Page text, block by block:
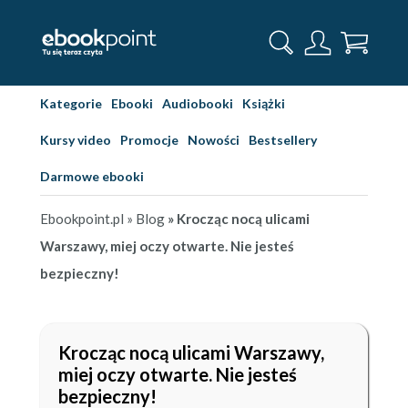
Kategorie Ebooki Audiobooki Książki
Kursy video Promocje Nowości Bestsellery
Darmowe ebooki
Ebookpoint.pl » Blog » Krocząc nocą ulicami
Warszawy, miej oczy otwarte. Nie jesteś
bezpieczny!
Krocząc nocą ulicami Warszawy,
miej oczy otwarte. Nie jesteś
bezpieczny!